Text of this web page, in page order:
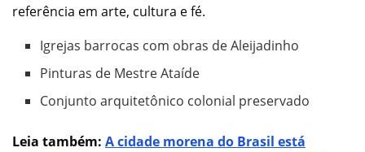
referência em arte, cultura e fé.
Igrejas barrocas com obras de Aleijadinho
Pinturas de Mestre Ataíde
Conjunto arquitetônico colonial preservado
Leia também: A cidade morena do Brasil está